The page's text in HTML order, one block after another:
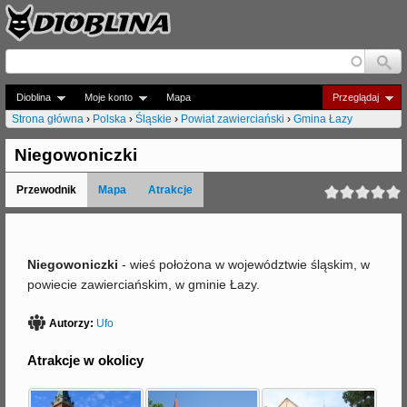
Jump to navigation
Dioblina Moje konto Przeglądaj
Mapa
J
e
s
Strona główna › Polska › Śląskie › Powiat zawierciański › Gmina Łazy
Niegowoniczki
Przewodnik Mapa Atrakcje
Niegowoniczki - wieś położona w województwie śląskim, w
powiecie zawierciańskim, w gminie Łazy.
Autorzy: Ufo
Atrakcje w okolicy